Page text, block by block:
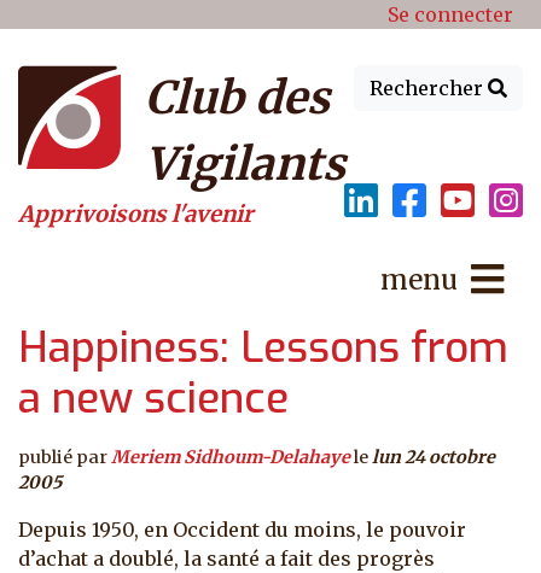
Menu du compte de Se connecter
Rechercher
Club des
Vigilants
Apprivoisons l'avenir
menu
Happiness: Lessons from
a new science
publié parMeriem Sidhoum-Delahayelelun 24 octobre
2005
Depuis 1950, en Occident du moins, le pouvoir
d’achat a doublé, la santé a fait des progrès